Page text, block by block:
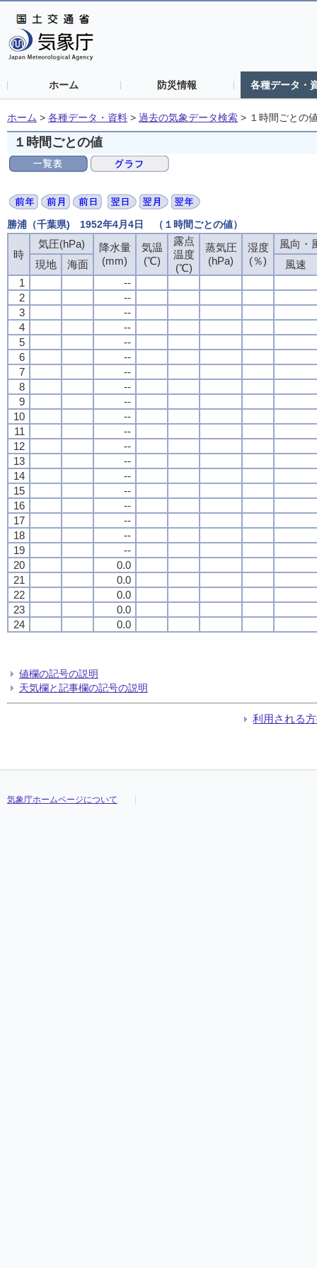
ホーム 防災情報 各種データ・
ホーム > 各種データ・資料 > 過去の気象データ検索 > １時間ごとの
１時間ごとの値
勝浦（千葉県) 1952年4月4日 （１時間ごとの値）
時
気圧(hPa)
降水量
(mm)
気温
(℃)
露点
温度
(℃)
蒸気圧
(hPa)
湿度
(％)
風向・
現地
海面
風速
1
--
2
--
3
--
4
--
5
--
6
--
7
--
8
--
9
--
10
--
11
--
12
--
13
--
14
--
15
--
16
--
17
--
18
--
19
--
20
0.0
21
0.0
22
0.0
23
0.0
24
0.0
値欄の記号の説明
天気欄と記事欄の記号の説明
利用される
気象庁ホームページについて